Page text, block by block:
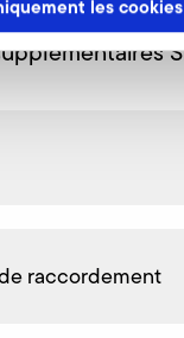
les
raccordement